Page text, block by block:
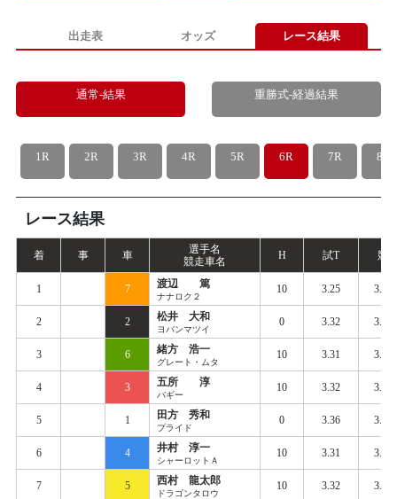
出走表 オッズ レース結果
通常-結果 重勝式-経過結果
1R 2R 3R 4R 5R 6R 7R 8R
レース結果
着 事 車
選手名
競走車名
H 試T 競
1 7 渡辺 篤
ナナロク２
10 3.25 3.363
2 2 松井 大和
ヨバンマツイ
0 3.32 3.377
3 6 緒方 浩一
グレート・ムタ
10 3.31 3.373
4 3 五所 淳
バギー
10 3.32 3.383
5 1 田方 秀和
プライド
0 3.36 3.410
6 4 井村 淳一
シャーロットＡ
10 3.31 3.402
7 5 西村 龍太郎
ドラゴンタロウ
10 3.32 3.412